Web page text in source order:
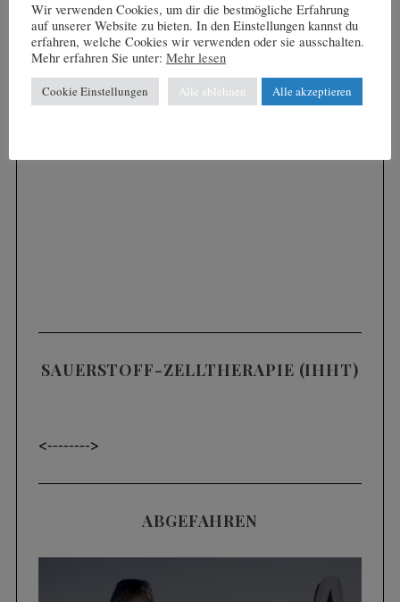
SAUERSTOFF-ZELLTHERAPIE (IHHT)
<-------->
ABGEFAHREN
Wir verwenden Cookies, um dir die bestmögliche Erfahrung
auf unserer Website zu bieten. In den Einstellungen kannst du
erfahren, welche Cookies wir verwenden oder sie ausschalten.
Mehr erfahren Sie unter: Mehr lesen
Cookie Einstellungen Alle ablehnen Alle akzeptieren